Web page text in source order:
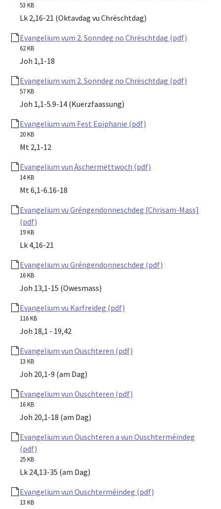
53 KB
Lk 2,16-21 (Oktavdag vu Chrëschtdag)
Evangelium vum 2. Sonndeg no Chrëschtdag (pdf)
62 KB
Joh 1,1-18
Evangelium vum 2. Sonndeg no Chrëschtdag (pdf)
57 KB
Joh 1,1-5.9-14 (Kuerzfaassung)
Evangelium vum Fest Epiphanie (pdf)
20 KB
Mt 2,1-12
Evangelium vun Äschermëttwoch (pdf)
14 KB
Mt 6,1-6.16-18
Evangelium vu Gréngendonneschdeg [Chrisam-Mass]
(pdf)
19 KB
Lk 4,16-21
Evangelium vu Gréngendonneschdeg (pdf)
16 KB
Joh 13,1-15 (Owesmass)
Evangelium vu Karfreideg (pdf)
116 KB
Joh 18,1 - 19,42
Evangelium vun Ouschteren (pdf)
13 KB
Joh 20,1-9 (am Dag)
Evangelium vun Ouschteren (pdf)
16 KB
Joh 20,1-18 (am Dag)
Evangelium vun Ouschteren a vun Ouschterméindeg
(pdf)
25 KB
Lk 24,13-35 (am Dag)
Evangelium vun Ouschterméindeg (pdf)
13 KB